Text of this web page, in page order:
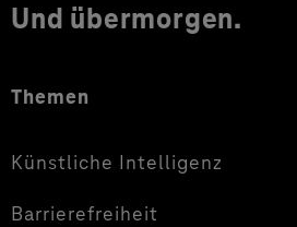
Und übermorgen.
Themen
Künstliche Intelligenz
Barrierefreiheit